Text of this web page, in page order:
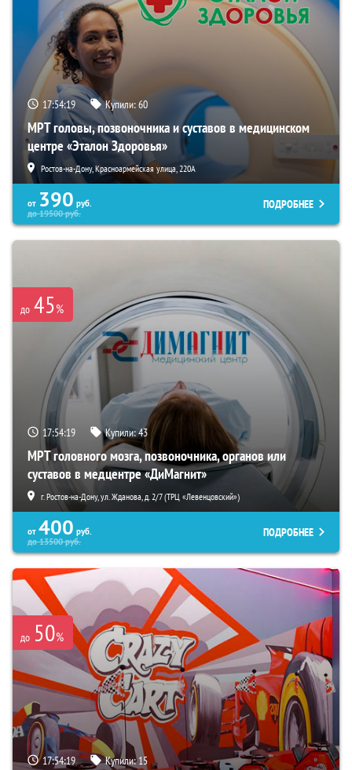
17:54:18 Купили:60
МРТ головы, позвоночника и суставов в медицинском
центре «Эталон Здоровья»
Ростов-на-Дону, Красноармейская улица, 220А
от 390 руб.
до19500руб.
ПОДРОБНЕЕ
до 45%
17:54:18 Купили:43
МРТ головного мозга, позвоночника, органов или
суставов в медцентре «ДиМагнит»
г. Ростов-на-Дону, ул. Жданова, д. 2/7 (ТРЦ «Левенцовский»)
от 400 руб.
до13500руб.
ПОДРОБНЕЕ
до 50%
17:54:18 Купили:15